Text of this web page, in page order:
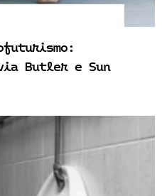
Butler e Sun